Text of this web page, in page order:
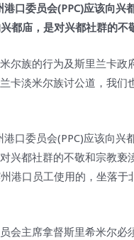
口委员会(PPC)应该向兴
都庙，是对兴都社群的不
尔族的行为及斯里兰卡政
卡淡米尔族讨公道，我们
口委员会(PPC)应该向兴
兴都社群的不敬和宗教亵
港口员工使用的，坐落于
会主席拿督斯里希米尔必